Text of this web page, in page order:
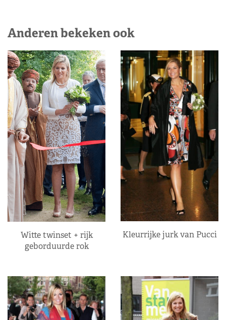
Anderen bekeken ook
Witte twinset + rijk
geborduurde rok
Kleurrijke jurk van Pucci